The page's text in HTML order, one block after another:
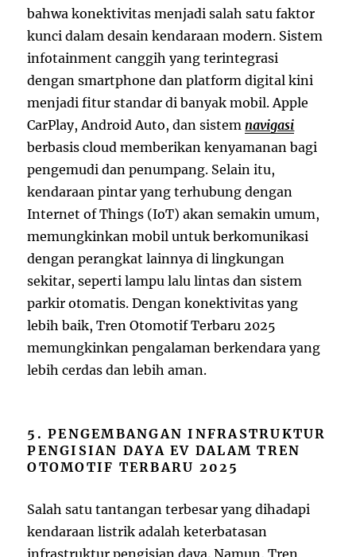
bahwa konektivitas menjadi salah satu faktor
kunci dalam desain kendaraan modern. Sistem
infotainment canggih yang terintegrasi
dengan smartphone dan platform digital kini
menjadi fitur standar di banyak mobil. Apple
CarPlay, Android Auto, dan sistem navigasi
berbasis cloud memberikan kenyamanan bagi
pengemudi dan penumpang. Selain itu,
kendaraan pintar yang terhubung dengan
Internet of Things (IoT) akan semakin umum,
memungkinkan mobil untuk berkomunikasi
dengan perangkat lainnya di lingkungan
sekitar, seperti lampu lalu lintas dan sistem
parkir otomatis. Dengan konektivitas yang
lebih baik, Tren Otomotif Terbaru 2025
memungkinkan pengalaman berkendara yang
lebih cerdas dan lebih aman.
5. PENGEMBANGAN INFRASTRUKTUR
PENGISIAN DAYA EV DALAM TREN
OTOMOTIF TERBARU 2025
Salah satu tantangan terbesar yang dihadapi
kendaraan listrik adalah keterbatasan
infrastruktur pengisian daya. Namun, Tren